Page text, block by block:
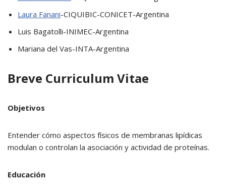
Laura Fanani-CIQUIBIC-CONICET-Argentina
Luis Bagatolli-INIMEC-Argentina
Mariana del Vas-INTA-Argentina
Breve Curriculum Vitae
Objetivos
Entender cómo aspectos físicos de membranas lipídicas
modulan o controlan la asociación y actividad de proteínas.
Educación